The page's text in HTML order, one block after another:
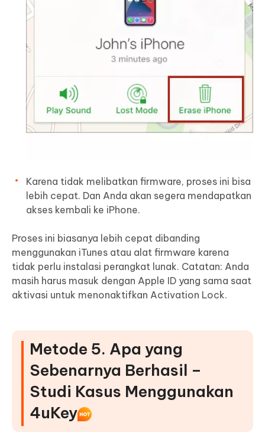
Karena tidak melibatkan firmware, proses ini bisa
lebih cepat. Dan Anda akan segera mendapatkan
akses kembali ke iPhone.
Proses ini biasanya lebih cepat dibanding
menggunakan iTunes atau alat firmware karena
tidak perlu instalasi perangkat lunak. Catatan: Anda
masih harus masuk dengan Apple ID yang sama saat
aktivasi untuk menonaktifkan Activation Lock.
Metode 5. Apa yang
Sebenarnya Berhasil –
Studi Kasus Menggunakan
4uKey